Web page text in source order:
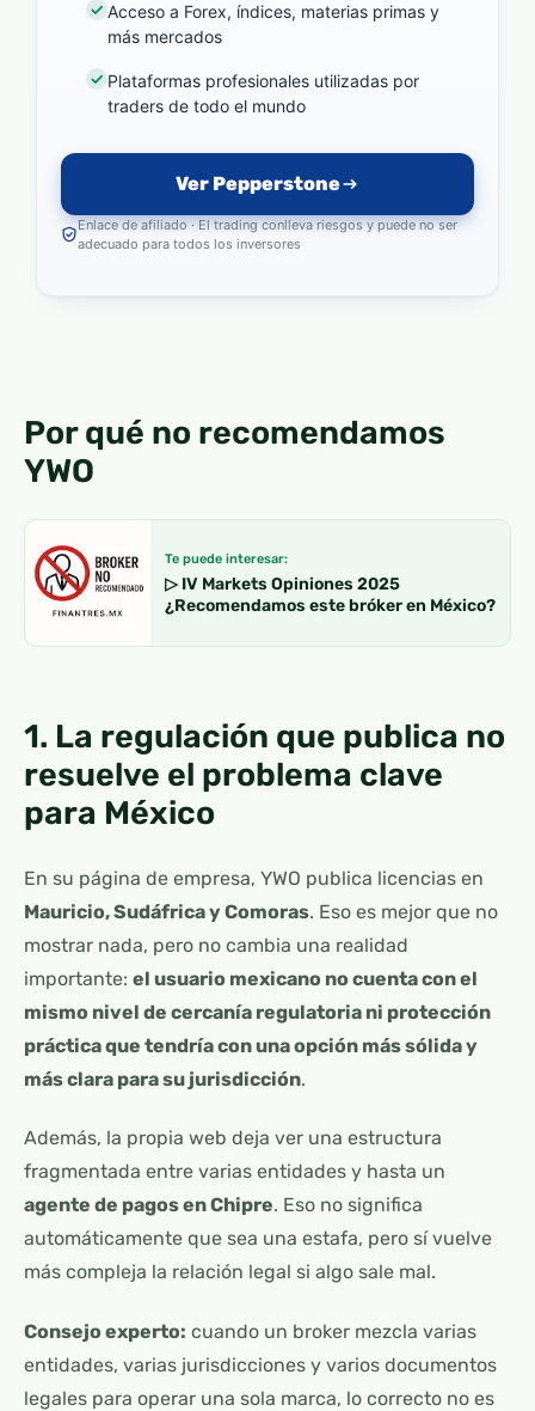
Acceso a Forex, índices, materias primas y
más mercados
Plataformas profesionales utilizadas por
traders de todo el mundo
Ver Pepperstone
Enlace de afiliado · El trading conlleva riesgos y puede no ser
adecuado para todos los inversores
Por qué no recomendamos
YWO
Te puede interesar:
▷ IV Markets Opiniones 2025
¿Recomendamos este bróker en México?
1. La regulación que publica no
resuelve el problema clave
para México
En su página de empresa, YWO publica licencias en
Mauricio, Sudáfrica y Comoras. Eso es mejor que no
mostrar nada, pero no cambia una realidad
importante: el usuario mexicano no cuenta con el
mismo nivel de cercanía regulatoria ni protección
práctica que tendría con una opción más sólida y
más clara para su jurisdicción.
Además, la propia web deja ver una estructura
fragmentada entre varias entidades y hasta un
agente de pagos en Chipre. Eso no significa
automáticamente que sea una estafa, pero sí vuelve
más compleja la relación legal si algo sale mal.
Consejo experto: cuando un broker mezcla varias
entidades, varias jurisdicciones y varios documentos
legales para operar una sola marca, lo correcto no es